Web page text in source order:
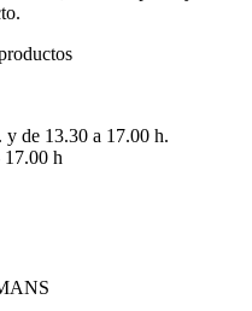
y de 13.30 a 17.00 h.
h